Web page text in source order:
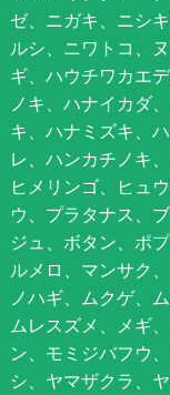
ゼ、ニガキ、ニシ
ルシ、ニワトコ、
ギ、ハウチワカエ
ノキ、ハナイカダ
キ、ハナミズキ、
レ、ハンカチノキ
ヒメリンゴ、ヒュ
ウ、プラタナス、
ジュ、ボタン、ポ
ルメロ、マンサク
ノハギ、ムクゲ、
ムレスズメ、メギ
ン、モミジバフウ
シ、ヤマザクラ、